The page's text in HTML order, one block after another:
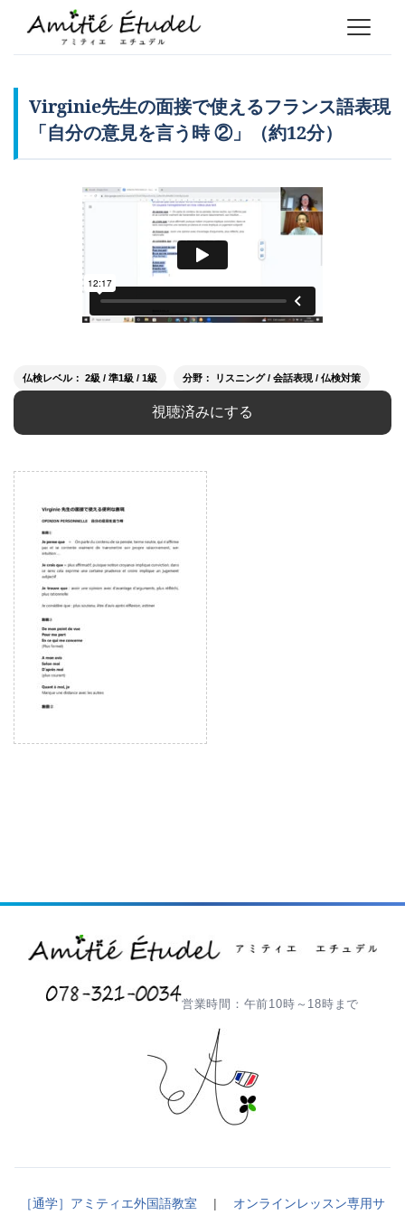
Virginie先生の面接で使えるフランス語表現
「自分の意見を言う時 ②」（約12分）
仏検レベル： 2級 / 準1級 / 1級 分野： リスニング / 会話表現 / 仏検対策
視聴済みにする
営業時間：午前10時～18時まで
［通学］アミティエ外国語教室 | オンラインレッスン専用サ